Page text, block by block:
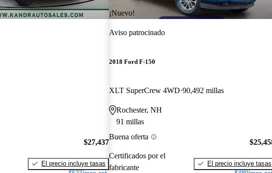
$27,437
El precio incluye tasas
¡Nuevo!
Aviso patrocinado
2018 Ford F-150
XLT SuperCrew 4WD 90,492 millas
Rochester, NH
91 millas
Buena oferta
Certificados por el
fabricante
El precio incluye tasas